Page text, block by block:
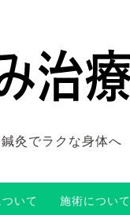
灸でラクな身体へ
いて 施術について